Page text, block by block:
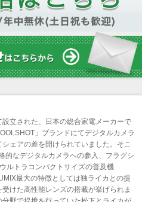
立された、日本の総合家電メーカーで
」ブランドにてデジタルカメラ
ェアの差を開けられていました。そこ
的なデジタルカメラへの参入、フラグシ
ルトラコンパクトサイズの普及機
最大の特徴としては独ライカとの提
けた高性能レンズの搭載が挙げられま